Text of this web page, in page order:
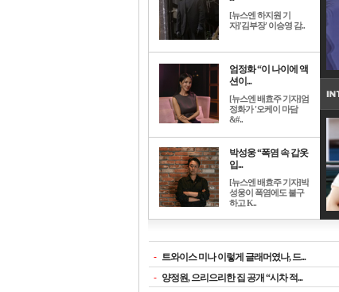
[뉴스엔 하지원 기
자]'김부장' 이승영 감..
엄정화 “이 나이에 액
션이...
[뉴스엔 배효주 기자]엄
정화가 '오케이 마담
&#..
박성웅 “폭염 속 갑옷
입...
[뉴스엔 배효주 기자]박
성웅이 폭염에도 불구
하고 K..
- 트와이스 미나 이렇게 글래머였나, 드...
- 양정원, 으리으리한 집 공개 “시차 적...